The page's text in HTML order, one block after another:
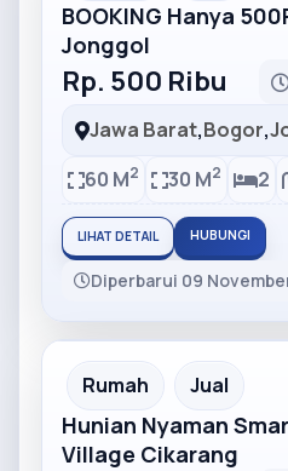
BOOKING Hanya
Jonggol
Rp. 500 Ribu
Jawa Barat,Bogor,
60 M2 30 M2 2
LIHAT DETAIL HUBUNGI
Diperbarui 09
Partner Ad
Rumah Jual
Hunian Nyaman
Village Cikarang